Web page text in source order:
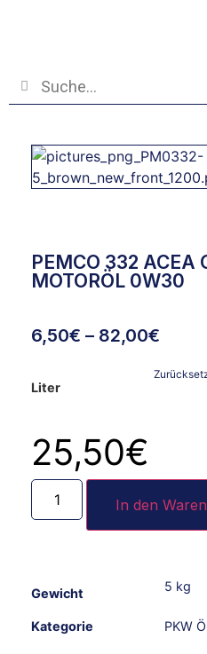
PEMCO 332 ACEA
MOTORÖL 0W30
6,50€ – 82,00€
Liter
25,50€
In den
Gewicht 5 kg
Kategorie PKW